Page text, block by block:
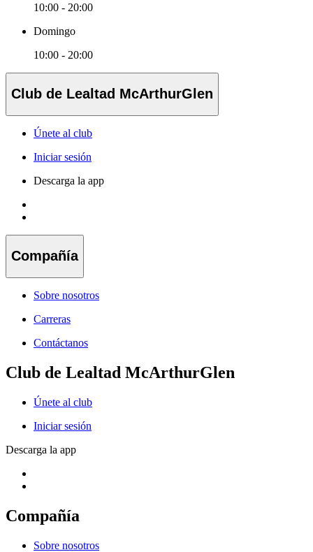
10:00 - 20:00
Domingo
10:00 - 20:00
Club de Lealtad McArthurGlen
Únete al club
Iniciar sesión
Descarga la app
Compañía
Sobre nosotros
Carreras
Contáctanos
Club de Lealtad McArthurGlen
Únete al club
Iniciar sesión
Descarga la app
Compañía
Sobre nosotros